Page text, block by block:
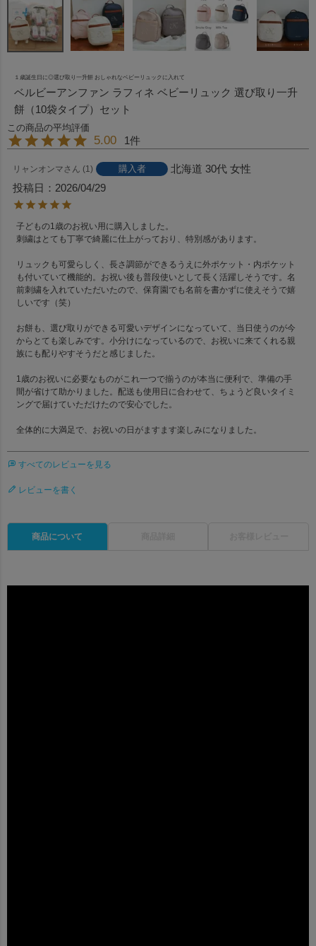
１歳誕生日に◎選び取り一升餅 おしゃれなベビーリュックに入れて
ベルビーアンファン ラフィネ ベビーリュック 選び取り一升
餅（10袋タイプ）セット
5.00 1
リャンオンマ 1 購入者 北海道 30代 女性
投稿日
2026/04/29
子どもの1歳のお祝い用に購入しました。
刺繍はとても丁寧で綺麗に仕上がっており、特別感があります。
リュックも可愛らしく、長さ調節ができるうえに外ポケット・内ポケット
も付いていて機能的。お祝い後も普段使いとして長く活躍しそうです。名
前刺繍を入れていただいたので、保育園でも名前を書かずに使えそうで嬉
しいです（笑）
お餅も、選び取りができる可愛いデザインになっていて、当日使うのが今
からとても楽しみです。小分けになっているので、お祝いに来てくれる親
族にも配りやすそうだと感じました。
1歳のお祝いに必要なものがこれ一つで揃うのが本当に便利で、準備の手
間が省けて助かりました。配送も使用日に合わせて、ちょうど良いタイミ
ングで届けていただけたので安心でした。
全体的に大満足で、お祝いの日がますます楽しみになりました。
すべてのレビューを見る
レビューを書く
商品について